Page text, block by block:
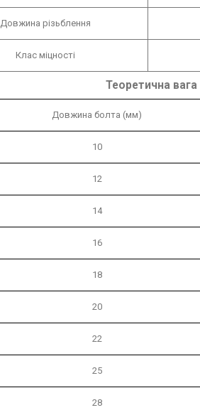
Довжина різьблення
Клас міцності
Теоретична
Довжина болта (мм)
10
12
14
16
18
20
22
25
28